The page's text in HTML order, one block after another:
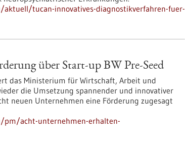
tucan-innovatives-diagnostikverfahren-fuer-
über Start-up BW Pre-Seed
das Ministerium für Wirtschaft, Arbeit und
die Umsetzung spannender und innovativer
neuen Unternehmen eine Förderung zugesagt
acht-unternehmen-erhalten-